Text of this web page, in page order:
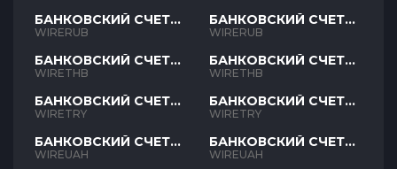
БАНКОВСКИЙ СЧЕТ
RUB
WIRERUB
БАНКОВСКИЙ СЧЕТ
THB
WIRETHB
БАНКОВСКИЙ СЧЕТ
TRY
WIRETRY
БАНКОВСКИЙ СЧЕТ
UAH
WIREUAH
БАНКОВСКИЙ СЧЕТ
RUB
WIRERUB
БАНКОВСКИЙ СЧЕТ
THB
WIRETHB
БАНКОВСКИЙ СЧЕТ
TRY
WIRETRY
БАНКОВСКИЙ СЧЕТ
UAH
WIREUAH